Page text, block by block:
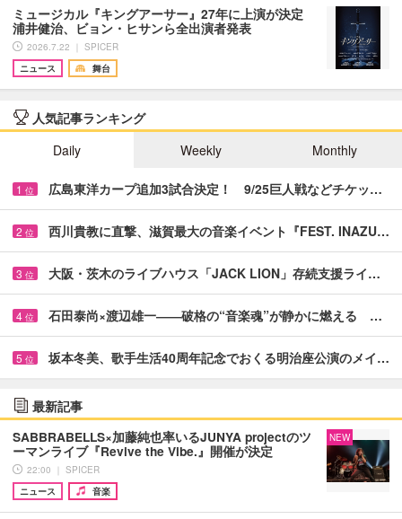
ミュージカル『キングアーサー』27年に上演が決定
浦井健治、ビョン・ヒサンら全出演者発表
2026.7.22 ｜ SPICER
ニュース
舞台
人気記事ランキング
Daily
Weekly Monthly
1 位 広島東洋カープ追加3試合決定！ 9/25巨人戦などチケッ…
2 位 西川貴教に直撃、滋賀最大の音楽イベント『FEST. INAZU…
3 位 大阪・茨木のライブハウス「JACK LION」存続支援ライ…
4 位 石田泰尚×渡辺雄一――破格の“音楽魂”が静かに燃える …
5 位 坂本冬美、歌手生活40周年記念でおくる明治座公演のメイ…
最新記事
SABBRABELLS×加藤純也率いるJUNYA projectのツ
ーマンライブ『Revive the Vibe.』開催が決定
22:00 ｜ SPICER
ニュース
音楽
NEW